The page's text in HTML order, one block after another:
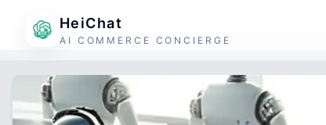
HeiChat
AI COMMERCE CONCIERGE